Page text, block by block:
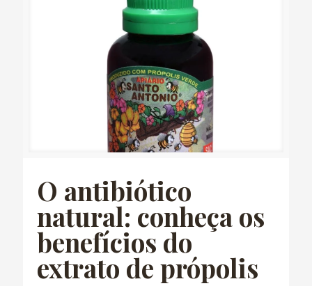
O antibiótico
natural: conheça os
benefícios do
extrato de própolis